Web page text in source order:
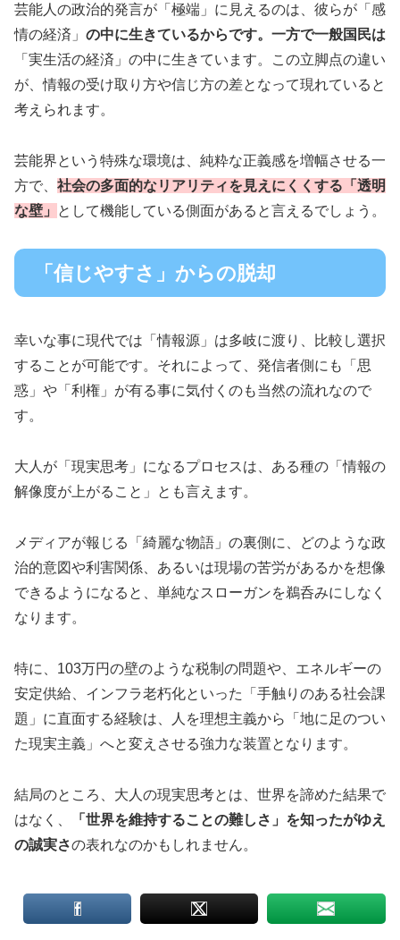
芸能人の政治的発言が「極端」に見えるのは、彼らが「感
情の経済」 の中に生きているからです。一方で一般国民は
「実生活の経済」の中に生きています。この立脚点の違い
が、情報の受け取り方や信じ方の差となって現れていると
考えられます。
芸能界という特殊な環境は、純粋な正義感を増幅させる一
方で、 社会の多面的なリアリティを見えにくくする「透明
な壁」
として機能している側面があると言えるでしょう。
「信じやすさ」からの脱却
幸いな事に現代では「情報源」は多岐に渡り、比較し選択
することが可能です。それによって、発信者側にも「思
惑」や「利権」が有る事に気付くのも当然の流れなので
す。
大人が「現実思考」になるプロセスは、ある種の「情報の
解像度が上がること」とも言えます。
メディアが報じる「綺麗な物語」の裏側に、どのような政
治的意図や利害関係、あるいは現場の苦労があるかを想像
できるようになると、単純なスローガンを鵜呑みにしなく
なります。
特に、103万円の壁のような税制の問題や、エネルギーの
安定供給、インフラ老朽化といった「手触りのある社会課
題」に直面する経験は、人を理想主義から「地に足のつい
た現実主義」へと変えさせる強力な装置となります。
結局のところ、大人の現実思考とは、世界を諦めた結果で
はなく、
「世界を維持することの難しさ」を知ったがゆえ
の誠実さの表れなのかもしれません。